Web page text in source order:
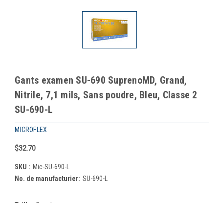
Gants examen SU-690 SuprenoMD, Grand,
Nitrile, 7,1 mils, Sans poudre, Bleu, Classe 2
SU-690-L
MICROFLEX
$32.70
SKU : Mic-SU-690-L
No. de manufacturier: SU-690-L